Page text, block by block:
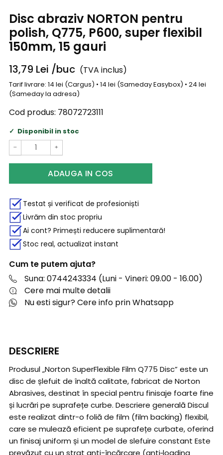
Disc abraziv NORTON pentru
polish, Q775, P600, super flexibil
150mm, 15 gauri
13,79 Lei /buc (TVA inclus)
Tarif livrare: 14 lei (Cargus) • 14 lei (Sameday Easybox) • 24 lei
(Sameday la adresa)
Cod produs: 78072723111
Disponibil in stoc
− +
ADAUGA IN COS
Testat și verificat de profesioniști
Livrăm din stoc propriu
Ai cont? Primești reducere suplimentară!
Stoc real, actualizat instant
Cum te putem ajuta?
Suna: 0744243334 (Luni - Vineri: 09.00 - 16.00)
Cere mai multe detalii
Nu esti sigur? Cere info prin Whatsapp
DESCRIERE
Produsul „Norton SuperFlexible Film Q775 Disc” este un
disc de șlefuit de înaltă calitate, fabricat de Norton
Abrasives, destinat în special pentru finisaje foarte fine
și lucrări pe suprafețe curbe. Descriere generală Discul
este realizat dintr-o foliă de film (film backing) flexibil,
care se mulează eficient pe suprafețe curbate, oferind
un finisaj uniform și un model de slefuire constant Este